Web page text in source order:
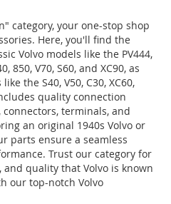
category, your one-stop shop
Here, you'll find the
Volvo models like the PV444,
850, V70, S60, and XC90, as
the S40, V50, C30, XC60,
quality connection
terminals, and
an original 1940s Volvo or
parts ensure a seamless
Trust our category for
quality that Volvo is known
our top-notch Volvo